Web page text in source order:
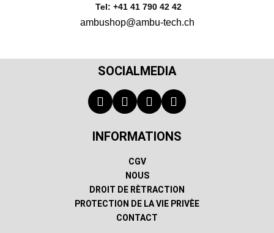
Tel: +41 41 790 42 42
ambushop@ambu-tech.ch
SOCIALMEDIA
INFORMATIONS
CGV
NOUS
DROIT DE RÈTRACTION
PROTECTION DE LA VIE PRIVÈE
CONTACT